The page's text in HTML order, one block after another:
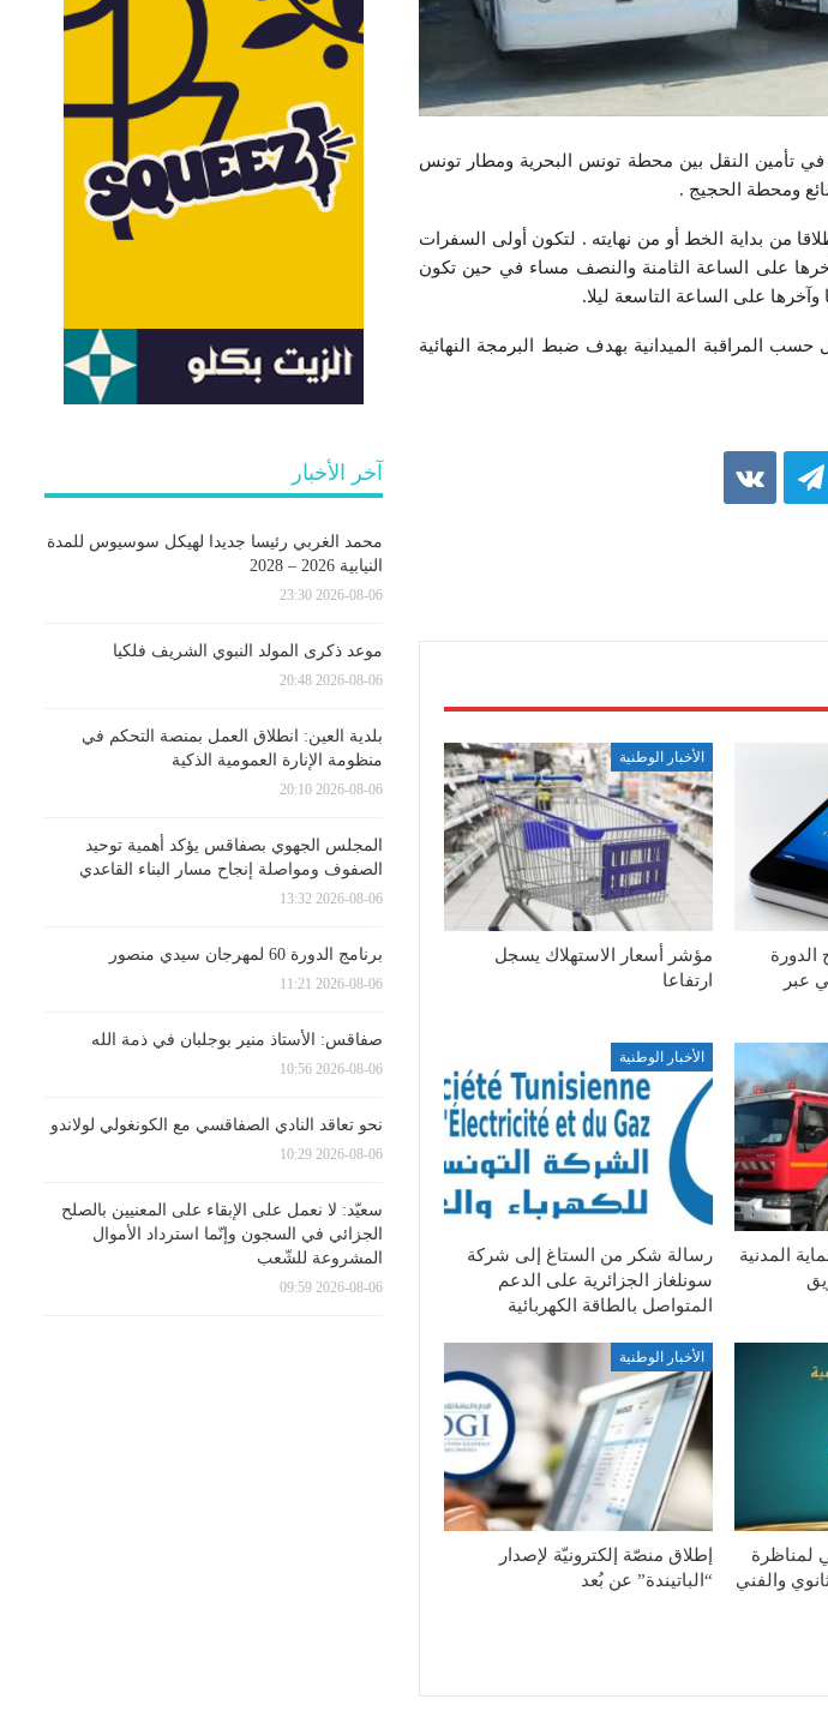
انطلقت شركة النقل بتونس بداية من اليوم الإثنين 29 أفريل 2024 في تأمين النقل بين محطة تونس البحرية ومطار تونس
ومحطة الحجيج .
التجريبية لهذا الخط في تأمين سفرة كل 60 دق انطلاقا من بداية الخط أو من نهايته . لتكون أولى السفرات
على الساعة الثامنة والنصف مساء في حين تكون
على الساعة التاسعة ليلا.
حسب المراقبة الميدانية بهدف ضبط البرمجة النهائية
عبر
الأخبار الوطنية
مؤشر أسعار الاستهلاك يسجل
ارتفاعا
المدنية
الأخبار الوطنية
رسالة شكر من الستاغ إلى شركة
سونلغاز الجزائرية على الدعم
المتواصل بالطاقة الكهربائية
لمناظرة
والفني
الأخبار الوطنية
إطلاق منصّة إلكترونيّة لإصدار
“الباتيندة” عن بُعد
آخر الأخبار
محمد الغربي رئيسا جديدا لهيكل سوسيوس للمدة
النيابية 2026 – 2028
2026-08-06 23:30
موعد ذكرى المولد النبوي الشريف فلكيا
2026-08-06 20:48
بلدية العين: انطلاق العمل بمنصة التحكم في
منظومة الإنارة العمومية الذكية
2026-08-06 20:10
المجلس الجهوي بصفاقس يؤكد أهمية توحيد
الصفوف ومواصلة إنجاح مسار البناء القاعدي
2026-08-06 13:32
برنامج الدورة 60 لمهرجان سيدي منصور
2026-08-06 11:21
صفاقس: الأستاذ منير بوجلبان في ذمة الله
2026-08-06 10:56
نحو تعاقد النادي الصفاقسي مع الكونغولي لولاندو
2026-08-06 10:29
سعيّد: لا نعمل على الإبقاء على المعنيين بالصلح
الجزائي في السجون وإنّما استرداد الأموال
المشروعة للشّعب
2026-08-06 09:59